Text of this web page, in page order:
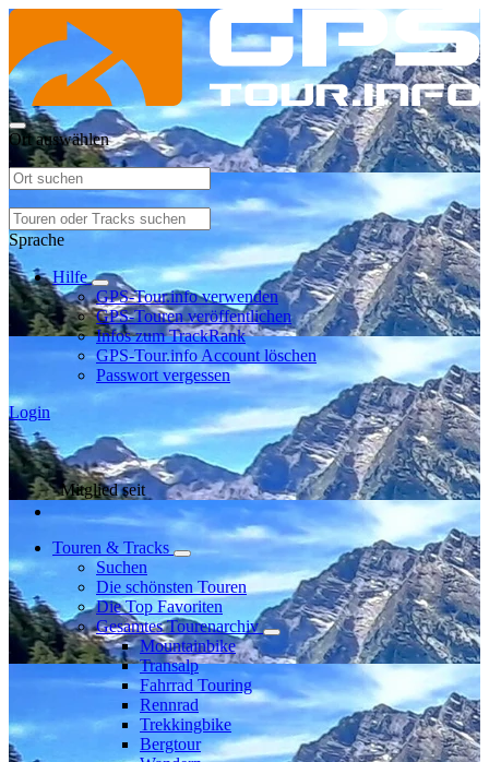
Ort auswählen
Sprache
Hilfe
GPS-Tour.info verwenden
GPS-Touren veröffentlichen
Infos zum TrackRank
GPS-Tour.info Account löschen
Passwort vergessen
Login
Mitglied seit
Touren & Tracks
Suchen
Die schönsten Touren
Die Top Favoriten
Gesamtes Tourenarchiv
Mountainbike
Transalp
Fahrrad Touring
Rennrad
Trekkingbike
Bergtour